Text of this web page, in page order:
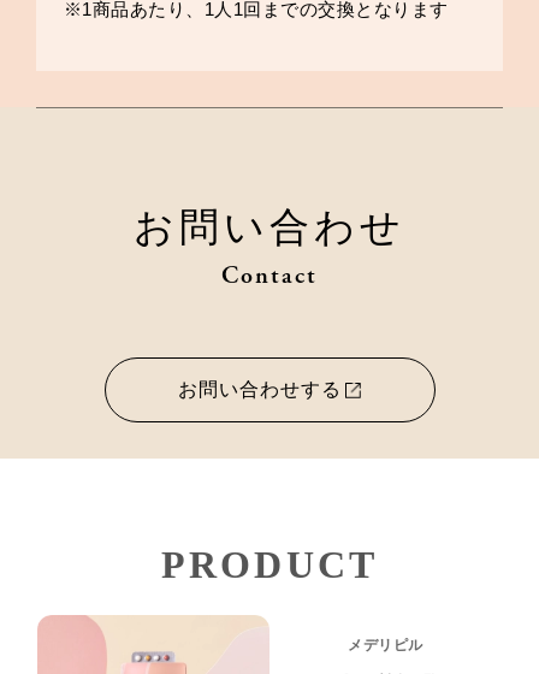
※1商品あたり、1人1回までの交換となります
お問い合わせ
Contact
お問い合わせする
PRODUCT
メデリピル